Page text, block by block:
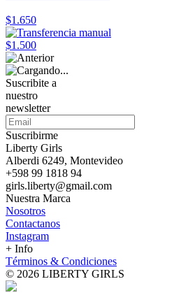
$1.650
$1.500
Suscribite a
nuestro
newsletter
Suscribirme
Liberty Girls
Alberdi 6249, Montevideo
+598 99 1818 94
girls.liberty@gmail.com
Nuestra Marca
Nosotros
Contactanos
Instagram
+ Info
Términos & Condiciones
© 2026 LIBERTY GIRLS